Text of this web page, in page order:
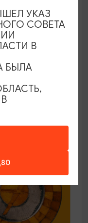
в 12:00
УКАЗ
СОВЕТА
В
БЫЛА